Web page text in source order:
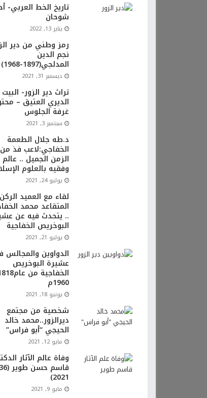
تاريخ الخط العربي-
شوحان
يناير 13, 2022
رمز وطني من دير
نجم الدين
المدلجي(1897-1968)
ديسمبر 31, 2021
تراث دير الزور- البيت
الديري العتيق –
غرفة الجلوس
سبتمبر 3, 2021
د.طه جلال الطعمة
الخفاجي:لاعب فذ من
الزمن الجميل .. عالم
وفقيه بالعلوم
يوليو 24, 2021
لقاء مع العميد الركن
المتقاعد محمد
.. يتحدث فيه عن
البوخريص الخفاجية
يوليو 21, 2021
الدواوين والمجالس
عشيرة البوخريص
1960م
يونيو 18, 2021
شخصية من مجتمع
ديرالزور..محمد خالد
الحيجي “أبو فراس”
مايو 12, 2021
وفاة عالم الآثار
2021)
مايو 9, 2021